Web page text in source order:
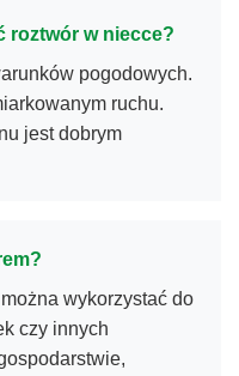
roztwór w niecce?
pogodowych.
ruchu.
jest dobrym
wykorzystać do
czy innych